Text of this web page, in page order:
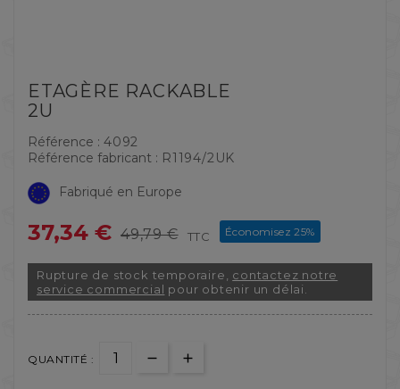
ETAGÈRE RACKABLE
2U
Référence : 4092
Référence fabricant : R1194/2UK
Fabriqué en Europe
37,34 € 49,79 € TTC Économisez 25%
Rupture de stock temporaire, contactez notre
service commercial pour obtenir un délai.
QUANTITÉ :